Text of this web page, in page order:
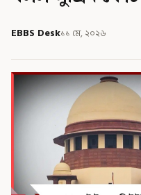
EBBS Desk১১ মে, ২০২৬